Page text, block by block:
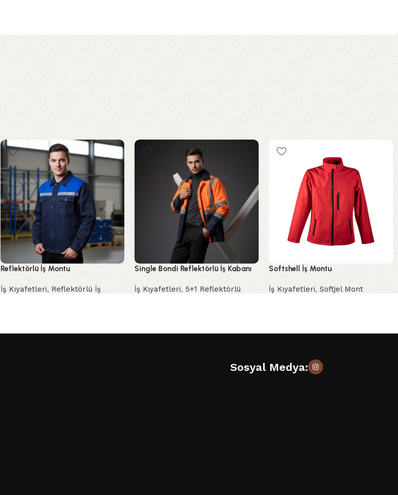
Reflektörlü İş Montu
İş Kıyafetleri,Reflektörlü İş
Single Bondi Reflektörlü İş Kabanı
İş Kıyafetleri,5+1 Reflektörlü
Softshell İş Montu
İş Kıyafetleri,Softjel Mont
Sosyal Medya: